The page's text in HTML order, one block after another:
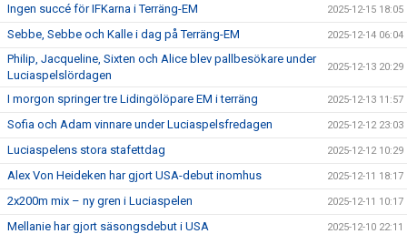
Ingen succé för IFKarna i Terräng-EM 2025-12-15 18:05
Sebbe, Sebbe och Kalle i dag på Terräng-EM 2025-12-14 06:04
Philip, Jacqueline, Sixten och Alice blev pallbesökare under
Luciaspelslördagen
2025-12-13 20:29
I morgon springer tre Lidingölöpare EM i terräng 2025-12-13 11:57
Sofia och Adam vinnare under Luciaspelsfredagen 2025-12-12 23:03
Luciaspelens stora stafettdag 2025-12-12 10:29
Alex Von Heideken har gjort USA-debut inomhus 2025-12-11 18:17
2x200m mix – ny gren i Luciaspelen 2025-12-11 10:17
Mellanie har gjort säsongsdebut i USA 2025-12-10 22:11